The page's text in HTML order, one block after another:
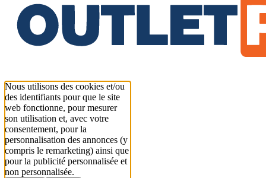
Nous utilisons des cookies et/ou
des identifiants pour que le site
web fonctionne, pour mesurer
son utilisation et, avec votre
consentement, pour la
personnalisation des annonces (y
compris le remarketing) ainsi que
pour la publicité personnalisée et
non personnalisée.